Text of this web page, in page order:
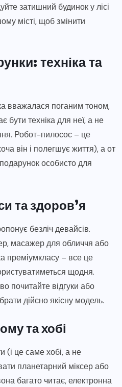
затишний будинок у лісі
місті, щоб змінити
техніка та
вважалася поганим тоном,
техніка для неї, а не
Робот-пилосос – це
він і полегшує життя), а от
особисто для
та здоров’я
безліч девайсів.
масажер для обличчя або
преміумкласу – все це
щодня.
почитайте відгуки або
дійсно якісну модель.
та хобі
(і це саме хобі, а не
планетарний міксер або
багато читає, електронна